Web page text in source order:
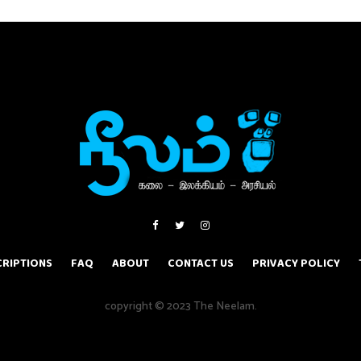
FAQ ABOUT CONTACT US PRIVACY POLICY
copyright © 2023 The Neelam.